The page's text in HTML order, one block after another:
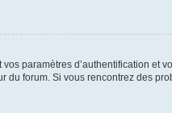
paramètres d’authentification
du forum. Si vous rencontrez des